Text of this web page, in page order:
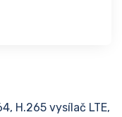
H.265 vysílač LTE,